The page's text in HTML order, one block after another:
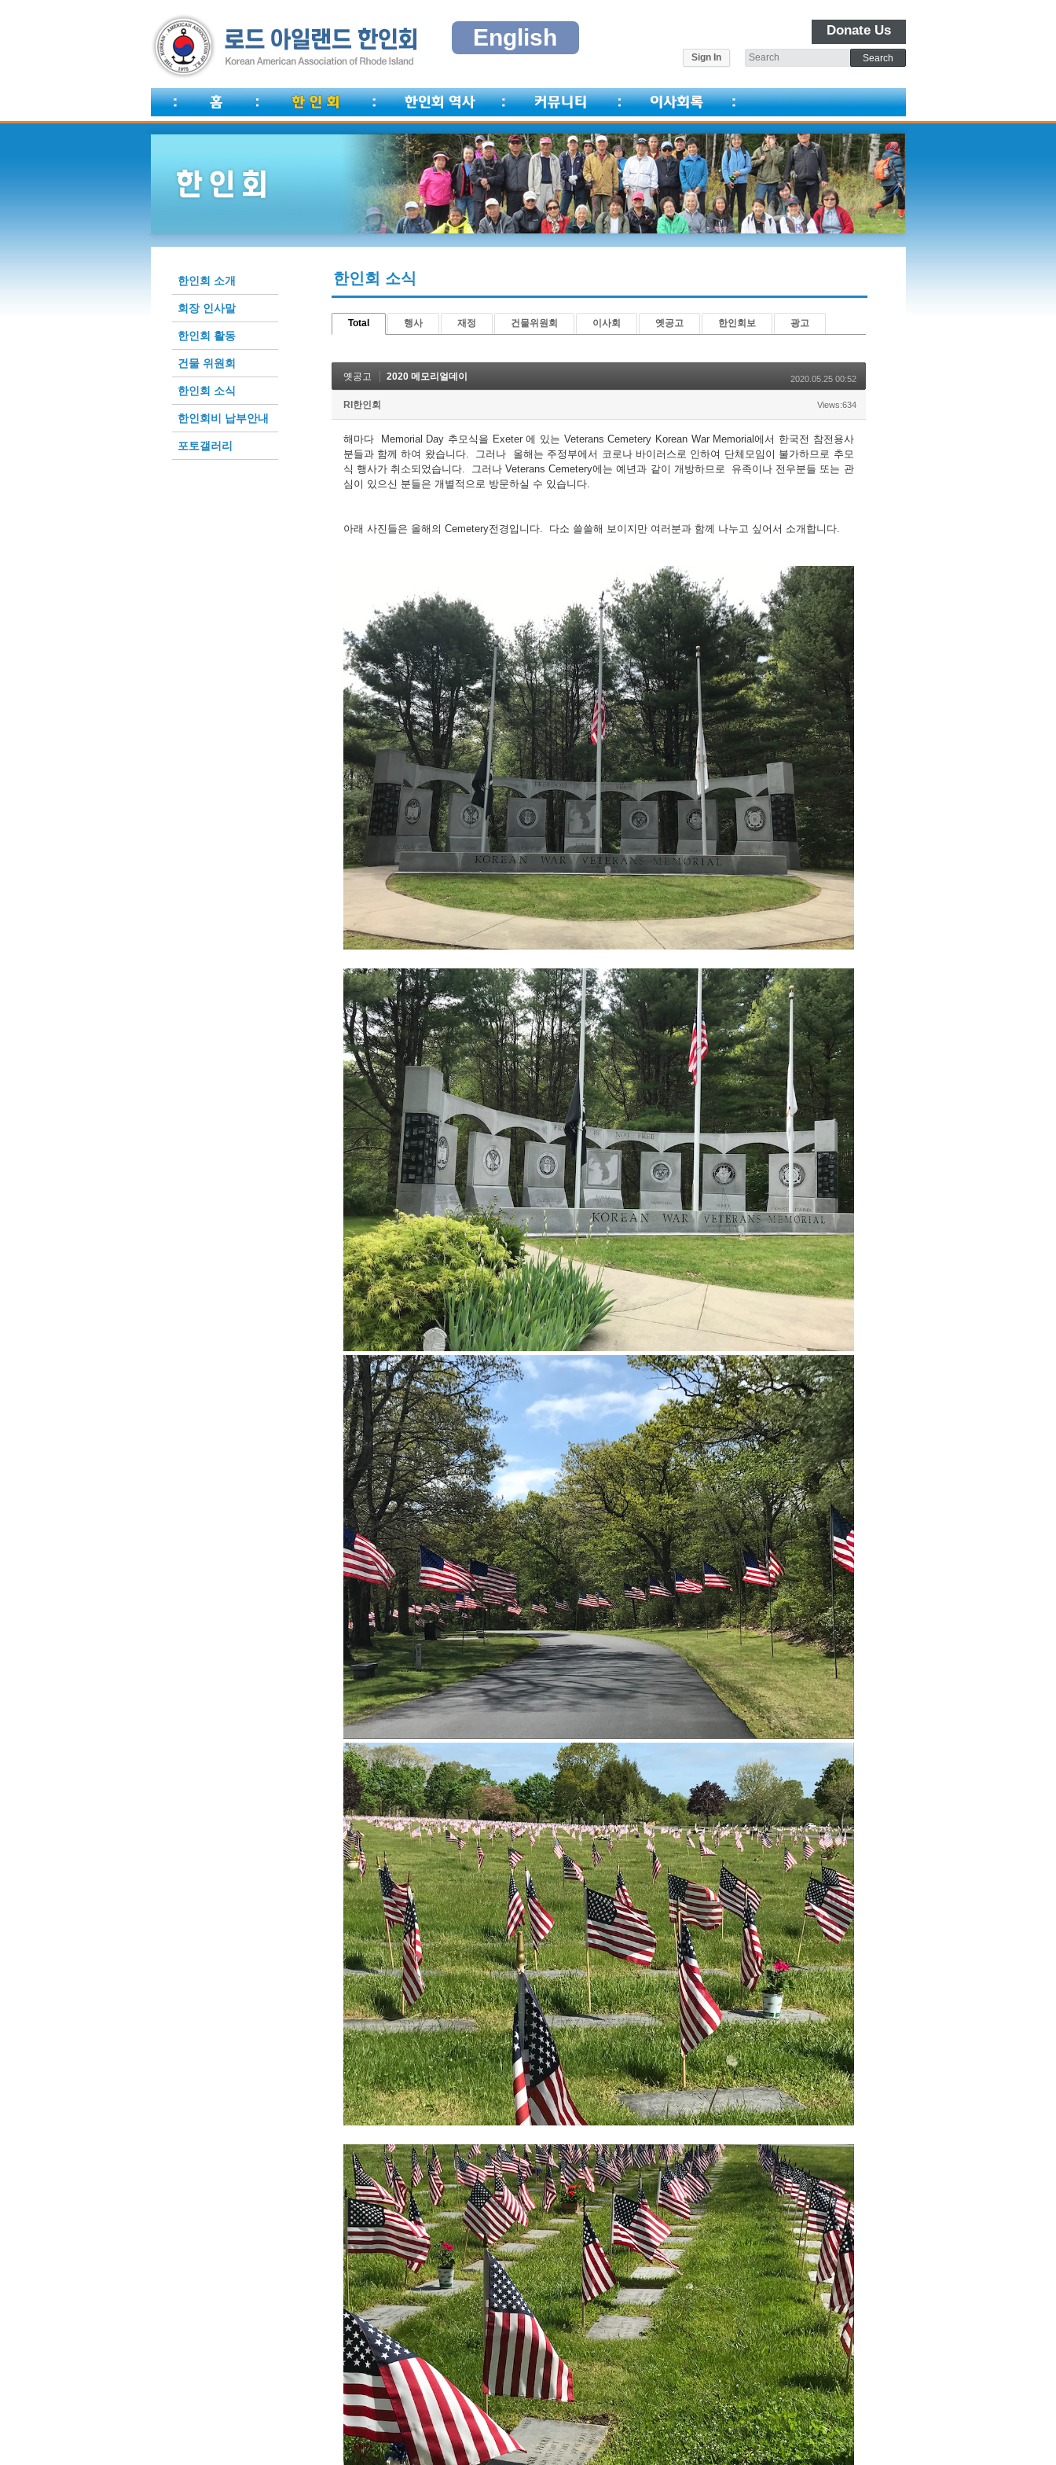
English Donate Us
Sign In
한인회 소개
회장 인사말
한인회 활동
건물 위원회
한인회 소식
한인회비 납부안내
포토갤러리
한인회 소식
Total 행사 재정 건물위원회 이사회 옛공고 한인회보 광고
옛공고 2020 메모리얼데이 2020.05.25 00:52
RI한인회 Views:634
해마다 Memorial Day 추모식을 Exeter 에 있는 Veterans Cemetery Korean War Memorial에서 한국전 참전용사
분들과 함께 하여 왔습니다. 그러나 올해는 주정부에서 코로나 바이러스로 인하여 단체모임이 불가하므로 추모
식 행사가 취소되었습니다. 그러나 Veterans Cemetery에는 예년과 같이 개방하므로 유족이나 전우분들 또는 관
심이 있으신 분들은 개별적으로 방문하실 수 있습니다.
아래 사진들은 올해의 Cemetery전경입니다. 다소 쓸쓸해 보이지만 여러분과 함께 나누고 싶어서 소개합니다.